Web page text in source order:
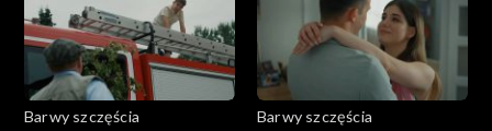
Barwy szczęścia
Barwy szczęścia